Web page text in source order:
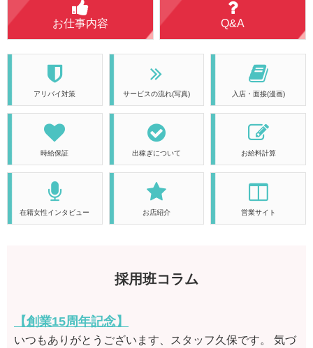
お仕事内容 Q&A
アリバイ対策 サービスの流れ(写真) 入店・面接(漫画)
時給保証 出稼ぎについて お給料計算
在籍女性インタビュー お店紹介 営業サイト
採用班コラム
【創業15周年記念】
いつもありがとうございます、スタッフ久保です。 気づ